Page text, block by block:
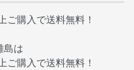
ご購入で送料無料！
島は
ご購入で送料無料！